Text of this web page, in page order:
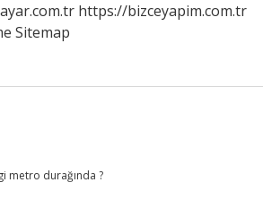
https://bizceyapim.com.tr
Sitemap
metro durağında ?